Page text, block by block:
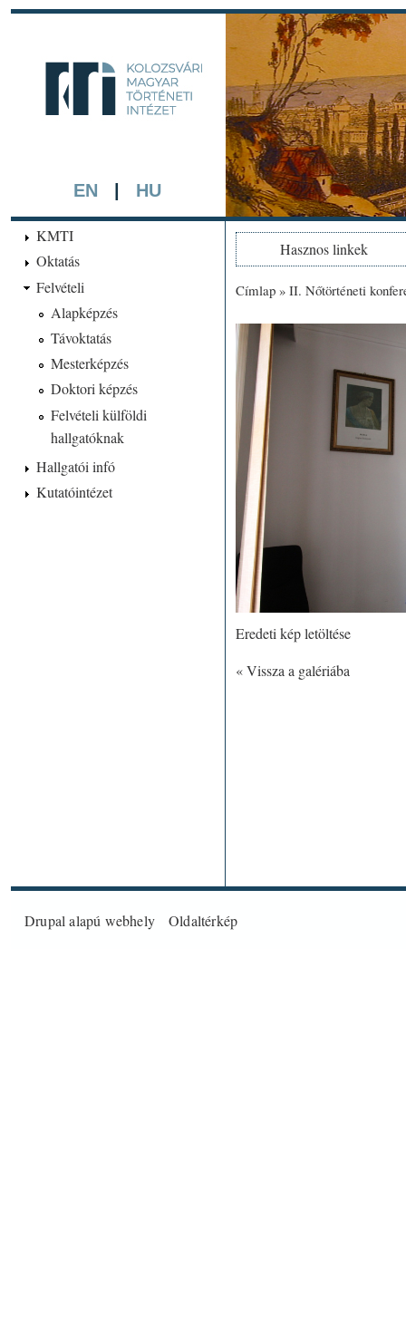
EN HU
A háttérben részlet a
készített színezett
KMTI
Oktatás
Felvételi
Alapképzés
Távoktatás
Mesterképzés
Doktori képzés
Felvételi külföldi
hallgatóknak
Hallgatói infó
Kutatóintézet
Hasznos linkek
Címlap »II. Nőtörténeti
Eredeti kép letöltése
« Vissza a galériába
Drupal alapú webhely Oldaltérkép